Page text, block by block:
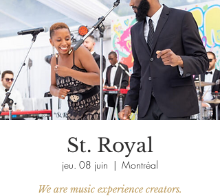
St. Royal
jeu. 08 juin
  |
Montréal
We are music experience creators.